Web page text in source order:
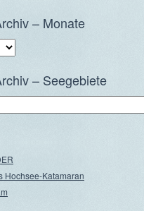
– Monate
– Seegebiete
Hochsee-Katamaran